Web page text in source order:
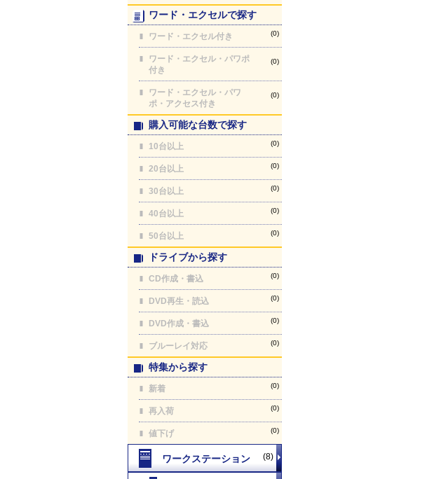
ワード・エクセルで探す
ワード・エクセル付き (0)
ワード・エクセル・パワポ
付き
(0)
ワード・エクセル・パワ
ポ・アクセス付き
(0)
購入可能な台数で探す
10台以上 (0)
20台以上 (0)
30台以上 (0)
40台以上 (0)
50台以上 (0)
ドライブから探す
CD作成・書込 (0)
DVD再生・読込 (0)
DVD作成・書込 (0)
ブルーレイ対応 (0)
特集から探す
新着 (0)
再入荷 (0)
値下げ (0)
(8)